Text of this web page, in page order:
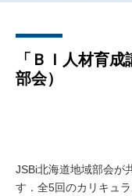
「ＢＩ人材育
部会）
JSBi北海道地域部会が
す．全5回のカリキュ